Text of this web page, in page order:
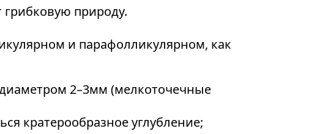
грибковую природу.
и парафолликулярном, как
2–3мм (мелкоточечные
кратерообразное углубление;